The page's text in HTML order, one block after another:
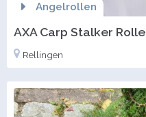
Angelrollen
AXA Carp Stalker Rolle
Rellingen